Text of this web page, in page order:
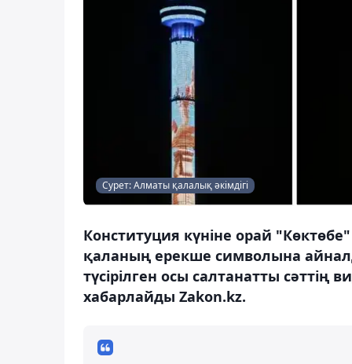
Сурет: Алматы қалалық әкімдігі
Конституция күніне орай
қаланың ерекше символына
түсірілген осы салтанатты
хабарлайды Zakon.kz.